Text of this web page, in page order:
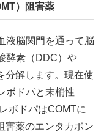
）阻害薬
液脳関門を通って脳
酵素（DDC）や
分解します。現在使
ボドパと末梢性
ボドパはCOMTに
害薬のエンタカポン